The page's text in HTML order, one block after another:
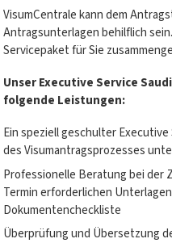
VisumCentrale kann dem
Antragsunterlagen behilflich
Servicepaket für Sie
Unser Executive Service
folgende Leistungen:
Ein speziell geschulter
des Visumantragsprozesses
Professionelle Beratung bei der
Termin erforderlichen
Dokumentencheckliste
Überprüfung und Übersetzung